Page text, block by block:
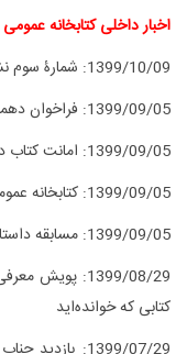
اخبار داخلی کتابخانه عمومی قلم
1399/10/09: شمارۀ سوم
1399/09/05: فراخوان
1399/09/05: امانت کتاب
1399/09/05: کتابخانه
1399/09/05: مسابقه
1399/08/29: پویش معرفی بهترین کتابی که خواندم.
کتابی که خوانده‌اید